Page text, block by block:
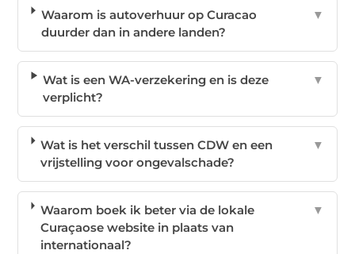
Waarom is autoverhuur op Curacao
duurder dan in andere landen?
▼
Wat is een WA-verzekering en is deze
verplicht?
▼
Wat is het verschil tussen CDW en een
vrijstelling voor ongevalschade?
▼
Waarom boek ik beter via de lokale
Curaçaose website in plaats van
internationaal?
▼